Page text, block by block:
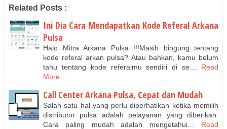
Related Posts :
Ini Dia Cara Mendapatkan Kode Referal Arkana
Pulsa
Halo Mitra Arkana Pulsa !!!Masih bingung tentang
kode referal arkan pulsa? Atau bahkan, kamu belum
tahu tentang kode referalmu sendiri di se…
Read
More...
Call Center Arkana Pulsa, Cepat dan Mudah
Salah satu hal yang perlu diperhatikan ketika memilih
distributor pulsa adalah pelayanan yang diberikan.
Cara paling mudah adalah mengetahui…
Read